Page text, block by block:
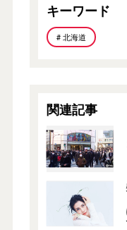
キーワード
# 北海道
関連記事